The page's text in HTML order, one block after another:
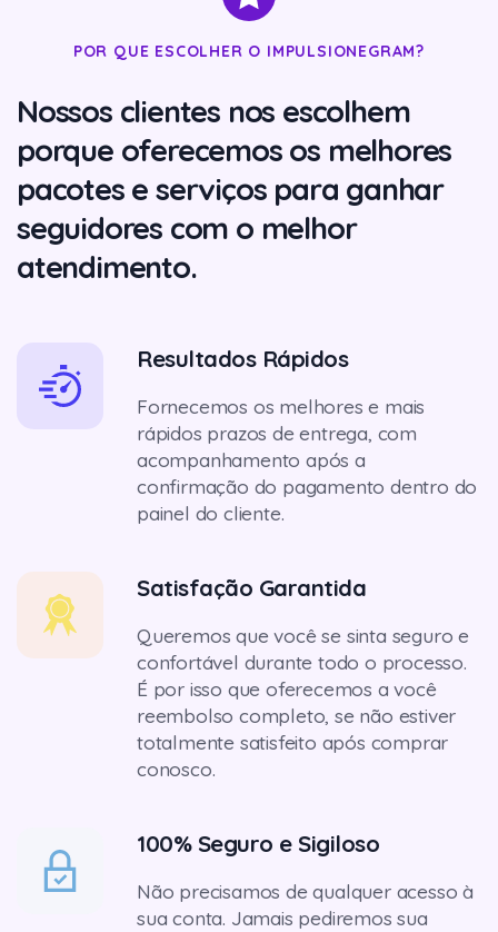
POR QUE ESCOLHER O IMPULSIONEGRAM?
Nossos clientes nos escolhem
porque oferecemos os melhores
pacotes e serviços para ganhar
seguidores com o melhor
atendimento.
Resultados Rápidos
Fornecemos os melhores e mais
rápidos prazos de entrega, com
acompanhamento após a
confirmação do pagamento dentro do
painel do cliente.
Satisfação Garantida
Queremos que você se sinta seguro e
confortável durante todo o processo.
É por isso que oferecemos a você
reembolso completo, se não estiver
totalmente satisfeito após comprar
conosco.
100% Seguro e Sigiloso
Não precisamos de qualquer acesso à
sua conta. Jamais pediremos sua